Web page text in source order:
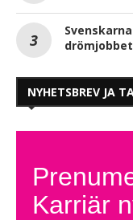
drömjobbet
NYHETSBREV JA